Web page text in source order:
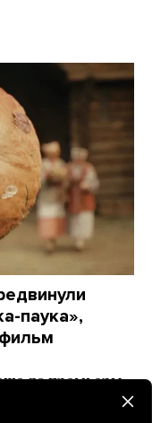
паука»,
до премьеры.
«Мне глубоко